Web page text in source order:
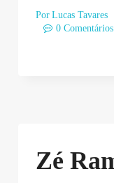
Por Lucas Tavares
0 Comentários
Zé